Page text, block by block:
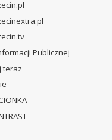
Publicznej
teraz